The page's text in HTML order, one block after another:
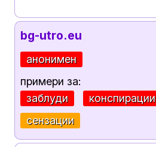
bg-utro.eu
анонимен
примери за:
заблуди
конспирации
сензации